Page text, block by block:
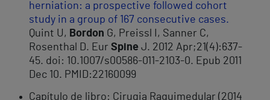
herniation: a prospective followed cohort
study in a group of 167 consecutive cases.
Quint U, Bordon G, Preissl I, Sanner C,
Rosenthal D. Eur Spine J. 2012 Apr;21(4):637-
45. doi: 10.1007/s00586-011-2103-0. Epub 2011
Dec 10. PMID:22160099
Capítulo de libro: Cirugia Raquimedular (2014